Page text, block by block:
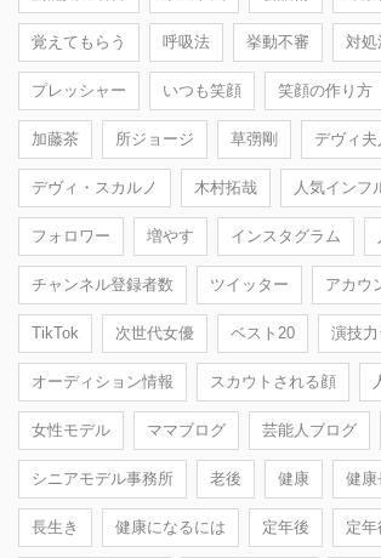
覚えてもらう 呼吸法 挙動不審 対処
プレッシャー いつも笑顔 笑顔の作り方
加藤茶 所ジョージ 草彅剛 デヴィ夫
デヴィ・スカルノ 木村拓哉 人気インフ
フォロワー 増やす インスタグラム
チャンネル登録者数 ツイッター アカウ
TikTok 次世代女優 ベスト20 演技
オーディション情報 スカウトされる顔
女性モデル ママブログ 芸能人ブログ
シニアモデル事務所 老後 健康 健康
長生き 健康になるには 定年後 定